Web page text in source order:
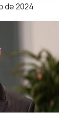
de 2024